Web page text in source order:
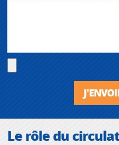
Le rôle du